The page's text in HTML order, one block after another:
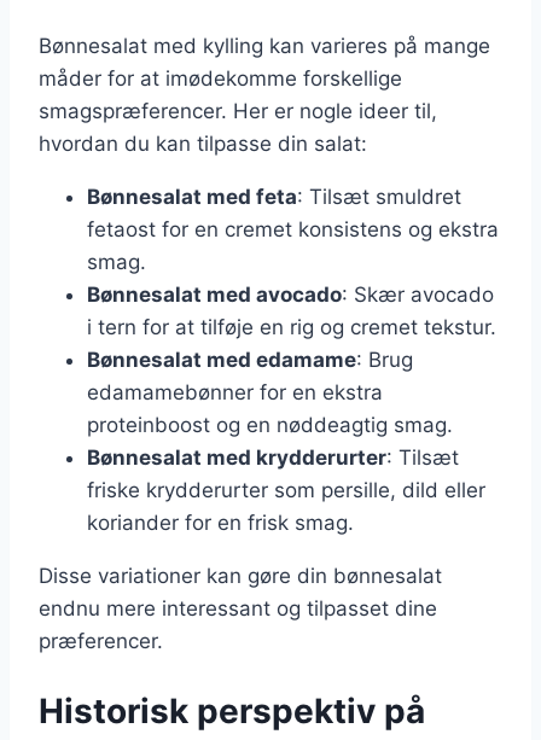
Bønnesalat med kylling kan varieres på mange
måder for at imødekomme forskellige
smagspræferencer. Her er nogle ideer til,
hvordan du kan tilpasse din salat:
Bønnesalat med feta: Tilsæt smuldret
fetaost for en cremet konsistens og ekstra
smag.
Bønnesalat med avocado: Skær avocado
i tern for at tilføje en rig og cremet tekstur.
Bønnesalat med edamame: Brug
edamamebønner for en ekstra
proteinboost og en nøddeagtig smag.
Bønnesalat med krydderurter: Tilsæt
friske krydderurter som persille, dild eller
koriander for en frisk smag.
Disse variationer kan gøre din bønnesalat
endnu mere interessant og tilpasset dine
præferencer.
Historisk perspektiv på